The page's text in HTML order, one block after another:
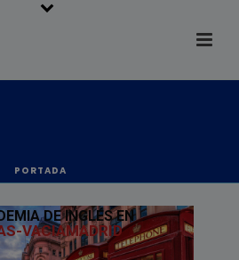
PORTADA
DE INGLÉS EN
VACIAMADRID